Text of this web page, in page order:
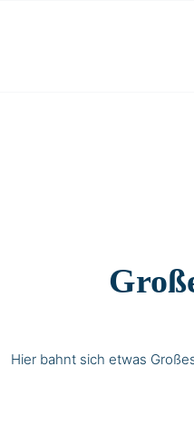
Hier bahnt sich etwas